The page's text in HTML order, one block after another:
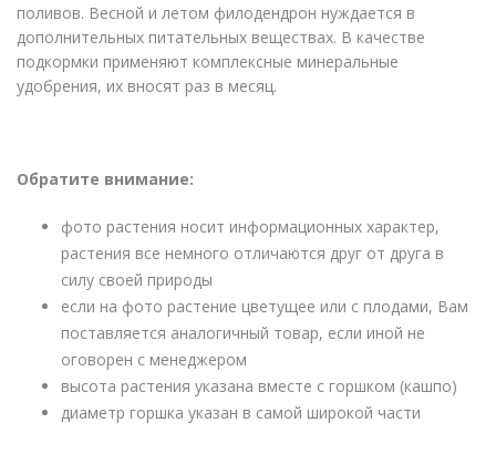
поливов. Весной и летом филодендрон нуждается в
дополнительных питательных веществах. В качестве
подкормки применяют комплексные минеральные
удобрения, их вносят раз в месяц.
Обратите внимание:
фото растения носит информационных характер,
растения все немного отличаются друг от друга в
силу своей природы
если на фото растение цветущее или с плодами, Вам
поставляется аналогичный товар, если иной не
оговорен с менеджером
высота растения указана вместе с горшком (кашпо)
диаметр горшка указан в самой широкой части